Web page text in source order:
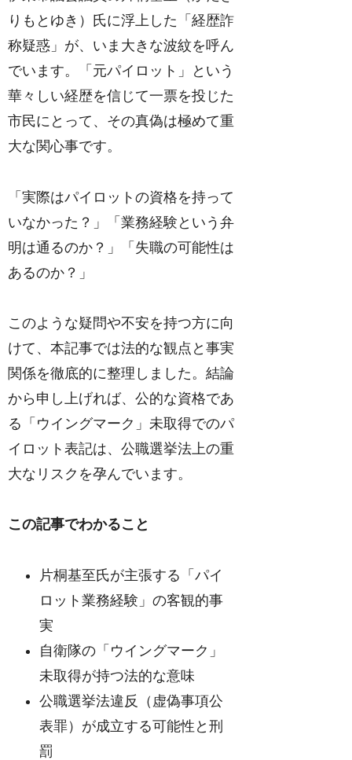
りもとゆき）氏に浮上した「経歴詐
称疑惑」が、いま大きな波紋を呼ん
でいます。「元パイロット」という
華々しい経歴を信じて一票を投じた
市民にとって、その真偽は極めて重
大な関心事です。
「実際はパイロットの資格を持って
いなかった？」「業務経験という弁
明は通るのか？」「失職の可能性は
あるのか？」
このような疑問や不安を持つ方に向
けて、本記事では法的な観点と事実
関係を徹底的に整理しました。結論
から申し上げれば、公的な資格であ
る「ウイングマーク」未取得でのパ
イロット表記は、公職選挙法上の重
大なリスクを孕んでいます。
この記事でわかること
片桐基至氏が主張する「パイ
ロット業務経験」の客観的事
実
自衛隊の「ウイングマーク」
未取得が持つ法的な意味
公職選挙法違反（虚偽事項公
表罪）が成立する可能性と刑
罰